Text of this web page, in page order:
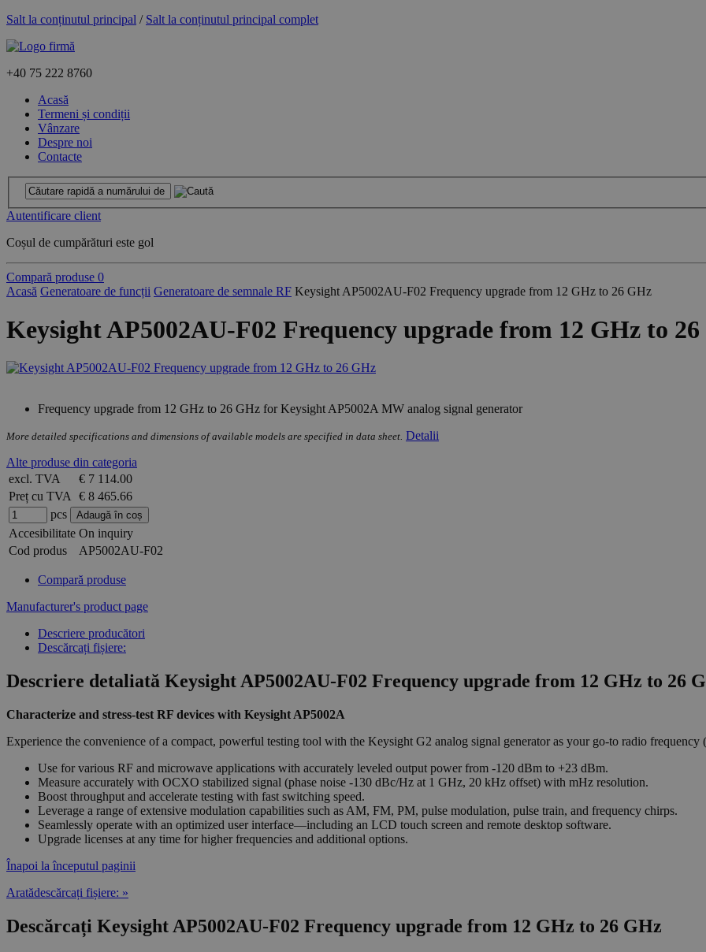
Salt la conținutul principal / Salt la conținutul principal complet
+40 75 222 8760
Acasă
Termeni și condiții
Vânzare
Despre noi
Contacte
Autentificare client
Coșul de cumpărături este gol
Compară produse 0
Acasă Generatoare de funcții Generatoare de semnale RF Keysight AP5002AU-F02 Frequency upgrade from 12 GHz to 26 GHz
Keysight AP5002AU-F02 Frequency upgrade from 12 GHz to
Frequency upgrade from 12 GHz to 26 GHz for Keysight AP5002A MW analog signal generator
More detailed specifications and dimensions of available models are specified in data sheet. Detalii
Alte produse din categoria
excl. TVA
€ 7 114.00
Preț cu TVA € 8 465.66
pcs
Accesibilitate On inquiry
Cod produs
AP5002AU-F02
Compară produse
Manufacturer's product page
Descriere producători
Descărcați fișiere:
Descriere detaliată Keysight AP5002AU-F02 Frequency upgrade from 12 GHz to 26
Characterize and stress-test RF devices with Keysight AP5002A
Experience the convenience of a compact, powerful testing tool with the Keysight G2 analog signal generator as your go-to radio frequency
Use for various RF and microwave applications with accurately leveled output power from -120 dBm to +23 dBm.
Measure accurately with OCXO stabilized signal (phase noise -130 dBc/Hz at 1 GHz, 20 kHz offset) with mHz resolution.
Boost throughput and accelerate testing with fast switching speed.
Leverage a range of extensive modulation capabilities such as AM, FM, PM, pulse modulation, pulse train, and frequency chirps.
Seamlessly operate with an optimized user interface—including an LCD touch screen and remote desktop software.
Upgrade licenses at any time for higher frequencies and additional options.
Înapoi la începutul paginii
Aratădescărcați fișiere: »
Descărcați Keysight AP5002AU-F02 Frequency upgrade from 12 GHz to 26 GHz